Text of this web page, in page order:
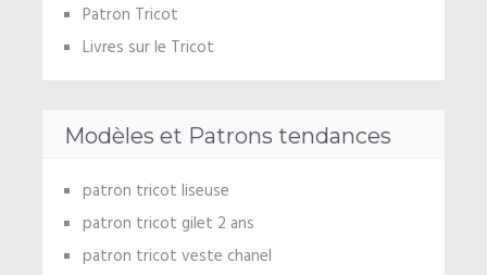
Patron Tricot
Livres sur le Tricot
Modèles et Patrons tendances
patron tricot liseuse
patron tricot gilet 2 ans
patron tricot veste chanel